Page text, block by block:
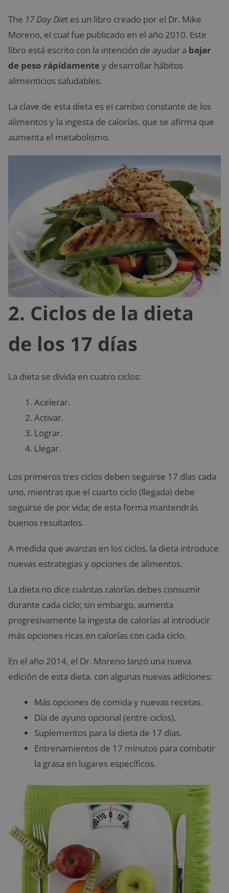
The 17 Day Diet es un libro creado por el Dr. Mike
Moreno, el cual fue publicado en el año 2010. Este
libro está escrito con la intención de ayudar a bajar
de peso rápidamentey desarrollar hábitos
alimenticios saludables.
La clave de esta dieta es el cambio constante de los
alimentos y la ingesta de calorías, que se afirma que
aumenta el metabolismo.
2. Ciclos de la dieta
de los 17 días
La dieta se divida en cuatro ciclos:
Acelerar.
Activar.
Lograr.
Llegar.
Los primeros tres ciclos deben seguirse 17 días cada
uno, mientras que el cuarto ciclo (llegada) debe
seguirse de por vida; de esta forma mantendrás
buenos resultados.
A medida que avanzas en los ciclos, la dieta introduce
nuevas estrategias y opciones de alimentos.
La dieta no dice cuántas calorías debes consumir
durante cada ciclo; sin embargo, aumenta
progresivamente la ingesta de calorías al introducir
más opciones ricas en calorías con cada ciclo.
En el año 2014, el Dr. Moreno lanzó una nueva
edición de esta dieta, con algunas nuevas adiciones:
Más opciones de comida y nuevas recetas.
Día de ayuno opcional (entre ciclos).
Suplementos para la dieta de 17 días.
Entrenamientos de 17 minutos para combatir
la grasa en lugares específicos.